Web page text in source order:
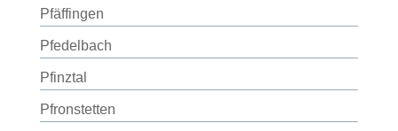
Pfäffingen
Pfedelbach
Pfinztal
Pfronstetten